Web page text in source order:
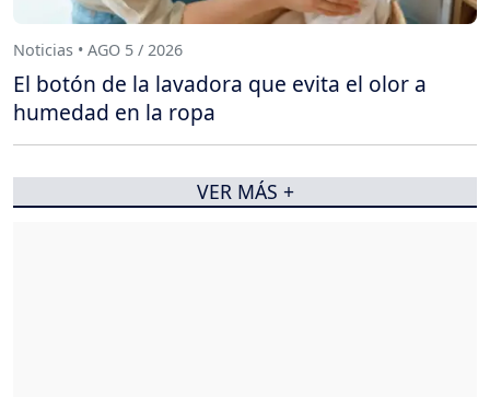
Noticias • AGO 5 / 2026
El botón de la lavadora que evita el olor a
humedad en la ropa
VER MÁS +